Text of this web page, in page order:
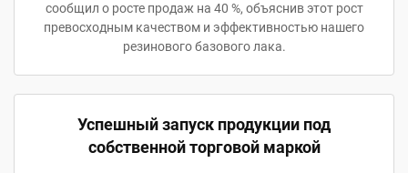
сообщил о росте продаж на 40 %, объяснив этот рост
превосходным качеством и эффективностью нашего
резинового базового лака.
Успешный запуск продукции под
собственной торговой маркой